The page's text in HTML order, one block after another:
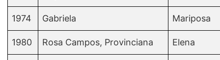
1974 Gabriela Mariposa
1980 Rosa Campos, Provinciana Elena